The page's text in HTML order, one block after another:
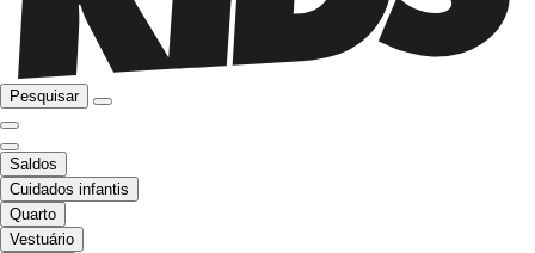
Pesquisar
Saldos
Cuidados infantis
Quarto
Vestuário